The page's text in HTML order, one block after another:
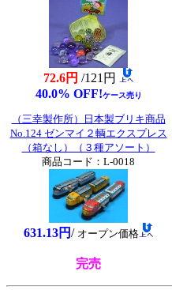
72.6円 /121円
40.0% OFF!ケース売り
（三幸製作所）日本製ブリキ商品
No.124 ゼンマイ２輌エクスプレス
（箱なし）（３種アソート）
商品コード：L-0018
631.13円/ オープン価格
完売